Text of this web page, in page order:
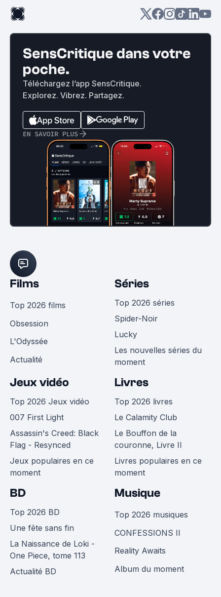
SensCritique dans votre
poche.
Téléchargez l’app SensCritique.
Explorez. Vibrez. Partagez.
EN SAVOIR PLUS
Films
Top 2026 films
Obsession
L'Odyssée
Actualité
Séries
Top 2026 séries
Spider-Noir
Lucky
Les nouvelles séries du
moment
Jeux vidéo
Top 2026 Jeux vidéo
007 First Light
Assassin's Creed: Black
Flag - Resynced
Jeux populaires en ce
moment
Livres
Top 2026 livres
Le Calamity Club
Le Bouffon de la
couronne, Livre II
Livres populaires en ce
moment
BD
Top 2026 BD
Une fête sans fin
La Naissance de Loki -
One Piece, tome 113
Actualité BD
Musique
Top 2026 musiques
CONFESSIONS II
Reality Awaits
Album du moment